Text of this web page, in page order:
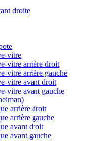
droite
vitre
vitre arrière droit
vitre arrière gauche
vitre avant droit
vitre avant gauche
arrière droit
arrière gauche
avant droit
avant gauche